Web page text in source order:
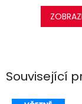
Související